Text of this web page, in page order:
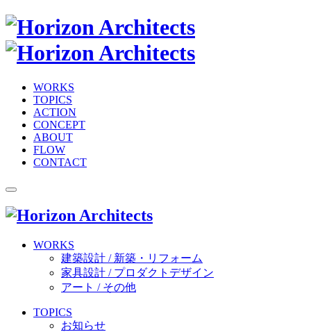
WORKS
TOPICS
ACTION
CONCEPT
ABOUT
FLOW
CONTACT
WORKS
建築設計 / 新築・リフォーム
家具設計 / プロダクトデザイン
アート / その他
TOPICS
お知らせ